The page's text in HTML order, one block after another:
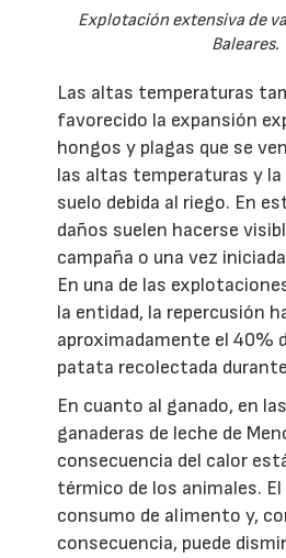
Explotación extensiva de
Baleares.
Las altas temperaturas
favorecido la expansión
hongos y plagas que se
las altas temperaturas y la
suelo debida al riego. En
daños suelen hacerse
campaña o una vez
En una de las
la entidad, la repercusión
aproximadamente el 40%
patata recolectada
En cuanto al ganado, en
ganaderas de leche de
consecuencia del calor
térmico de los animales. El
consumo de alimento y,
consecuencia, puede